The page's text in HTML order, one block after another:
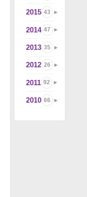
2015 43
2014 47
2013 35
2012 26
2011 92
2010 66